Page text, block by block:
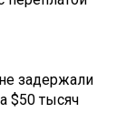
задержали
$50 тысяч